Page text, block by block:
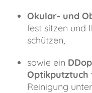
Okular- und
fest sitzen und
schützen,
sowie ein
Optikputztuch
Reinigung